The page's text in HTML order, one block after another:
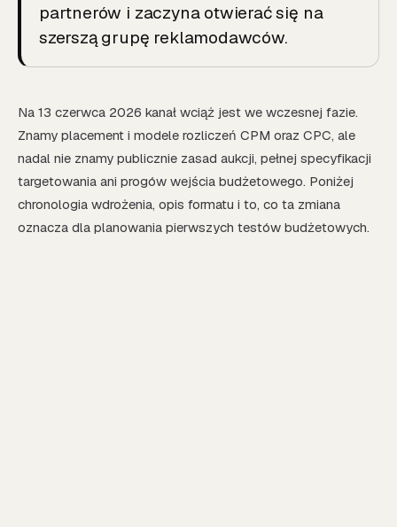
partnerów i zaczyna otwierać się na
szerszą grupę reklamodawców.
Na 13 czerwca 2026 kanał wciąż jest we wczesnej fazie.
Znamy placement i modele rozliczeń CPM oraz CPC, ale
nadal nie znamy publicznie zasad aukcji, pełnej specyfikacji
targetowania ani progów wejścia budżetowego. Poniżej
chronologia wdrożenia, opis formatu i to, co ta zmiana
oznacza dla planowania pierwszych testów budżetowych.